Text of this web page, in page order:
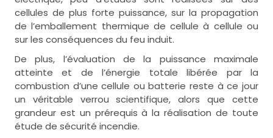
cellules de plus forte puissance, sur la propagation
de l’emballement thermique de cellule à cellule ou
sur les conséquences du feu induit.
De plus, l’évaluation de la puissance maximale
atteinte et de l’énergie totale libérée par la
combustion d’une cellule ou batterie reste à ce jour
un véritable verrou scientifique, alors que cette
grandeur est un prérequis à la réalisation de toute
étude de sécurité incendie.